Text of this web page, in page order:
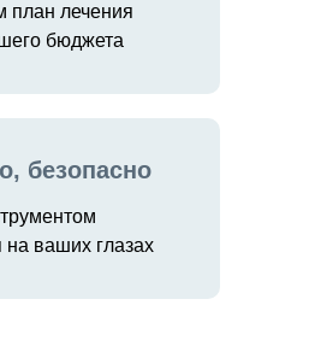
план лечения
бюджета
безопасно
на ваших глазах